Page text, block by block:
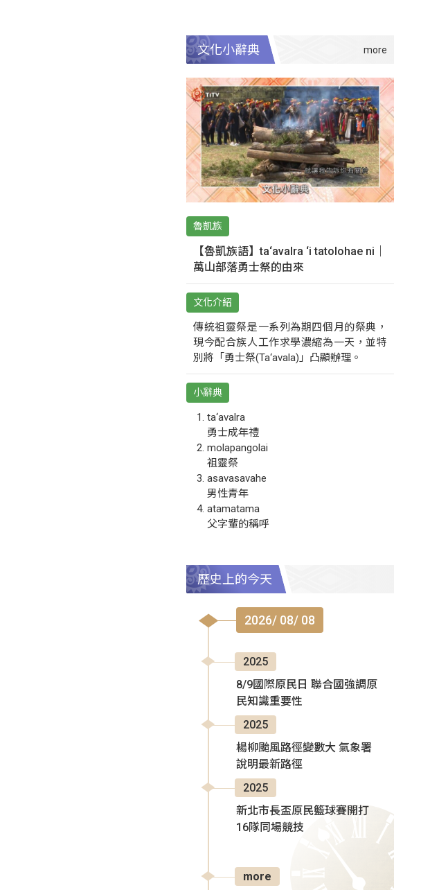
文化小辭典
魯凱族
【魯凱族語】ta‘avalra ‘i tatolohae ni｜
萬山部落勇士祭的由來
文化介紹
傳統祖靈祭是一系列為期四個月的祭典，
現今配合族人工作求學濃縮為一天，並特
別將「勇士祭(Ta‘avala)」凸顯辦理。
小辭典
ta‘avalra
勇士成年禮
molapangolai
祖靈祭
asavasavahe
男性青年
atamatama
父字輩的稱呼
歷史上的今天
2026/ 08/ 08
2025
8/9國際原民日 聯合國強調原
民知識重要性
2025
楊柳颱風路徑變數大 氣象署
說明最新路徑
2025
新北市長盃原民籃球賽開打
16隊同場競技
more